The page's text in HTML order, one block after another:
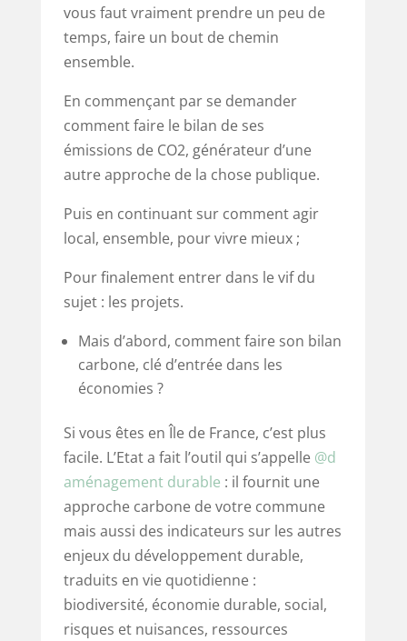
vous faut vraiment prendre un peu de
temps, faire un bout de chemin
ensemble.
En commençant par se demander
comment faire le bilan de ses
émissions de CO2, générateur d’une
autre approche de la chose publique.
Puis en continuant sur comment agir
local, ensemble, pour vivre mieux ;
Pour finalement entrer dans le vif du
sujet : les projets.
Mais d’abord, comment faire son bilan
carbone, clé d’entrée dans les
économies ?
Si vous êtes en Île de France, c’est plus
facile. L’Etat a fait l’outil qui s’appelle @d
aménagement durable : il fournit une
approche carbone de votre commune
mais aussi des indicateurs sur les autres
enjeux du développement durable,
traduits en vie quotidienne :
biodiversité, économie durable, social,
risques et nuisances, ressources